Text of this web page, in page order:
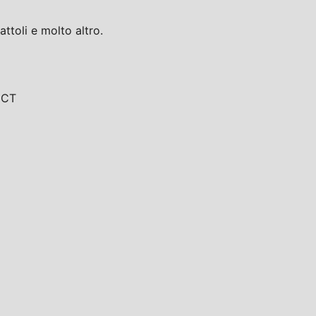
e molto altro.